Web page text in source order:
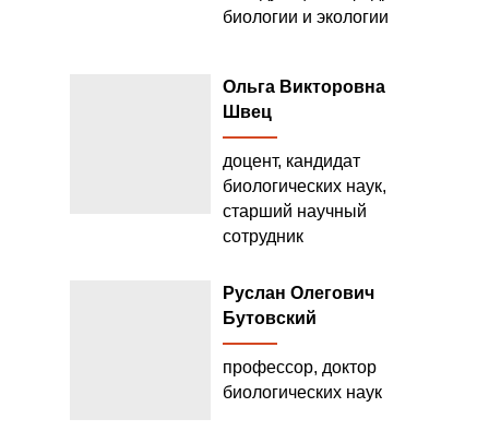
биологии и экологии
Ольга Викторовна
Швец
доцент, кандидат
биологических наук,
старший научный
сотрудник
Руслан Олегович
Бутовский
профессор, доктор
биологических наук